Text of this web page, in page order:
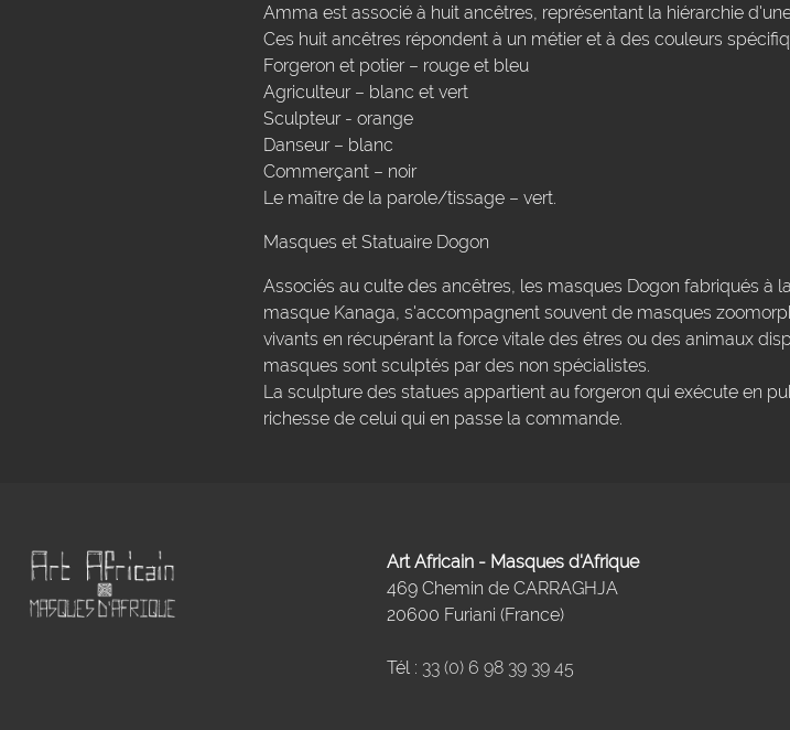
Amma est associé à huit ancêtres, représentant la hiérarchie
Ces huit ancêtres répondent à un métier et à des couleurs
Forgeron et potier – rouge et bleu
Agriculteur – blanc et vert
Sculpteur - orange
Danseur – blanc
Commerçant – noir
Le maître de la parole/tissage – vert.
Masques et Statuaire Dogon
Associés au culte des ancêtres, les masques Dogon fabriqués à
masque Kanaga, s'accompagnent souvent de masques
vivants en récupérant la force vitale des êtres ou des animaux
masques sont sculptés par des non spécialistes.
La sculpture des statues appartient au forgeron qui exécute en
richesse de celui qui en passe la commande.
Art Africain - Masques d'Afrique
469 Chemin de CARRAGHJA
20600 Furiani (France)
Tél : 33 (0) 6 98 39 39 45